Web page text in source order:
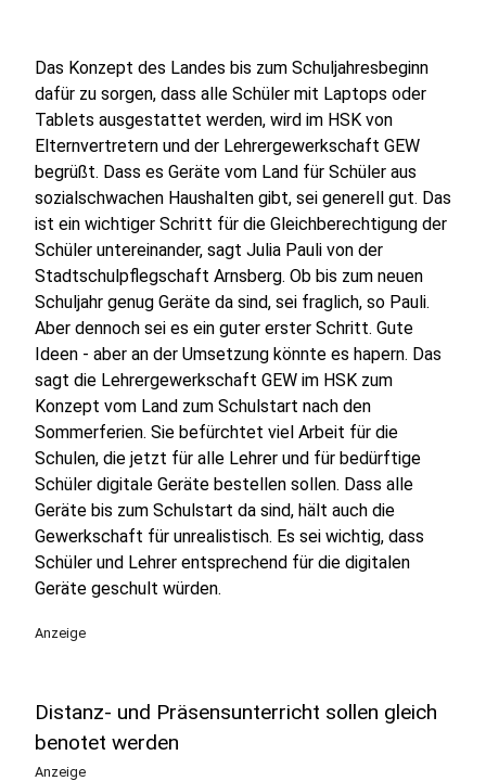
Das Konzept des Landes bis zum Schuljahresbeginn
dafür zu sorgen, dass alle Schüler mit Laptops oder
Tablets ausgestattet werden, wird im HSK von
Elternvertretern und der Lehrergewerkschaft GEW
begrüßt. Dass es Geräte vom Land für Schüler aus
sozialschwachen Haushalten gibt, sei generell gut. Das
ist ein wichtiger Schritt für die Gleichberechtigung der
Schüler untereinander, sagt Julia Pauli von der
Stadtschulpflegschaft Arnsberg. Ob bis zum neuen
Schuljahr genug Geräte da sind, sei fraglich, so Pauli.
Aber dennoch sei es ein guter erster Schritt. Gute
Ideen - aber an der Umsetzung könnte es hapern. Das
sagt die Lehrergewerkschaft GEW im HSK zum
Konzept vom Land zum Schulstart nach den
Sommerferien. Sie befürchtet viel Arbeit für die
Schulen, die jetzt für alle Lehrer und für bedürftige
Schüler digitale Geräte bestellen sollen. Dass alle
Geräte bis zum Schulstart da sind, hält auch die
Gewerkschaft für unrealistisch. Es sei wichtig, dass
Schüler und Lehrer entsprechend für die digitalen
Geräte geschult würden.
Anzeige
Distanz- und Präsensunterricht sollen gleich
benotet werden
Anzeige